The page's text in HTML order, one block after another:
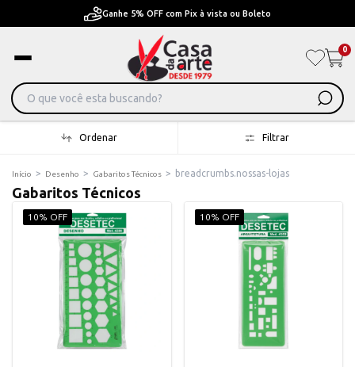
Pague em Até 6x sem juros ou ate 12x com juros
0
Ordenar Filtrar
Início > Desenho > Gabaritos Técnicos > breadcrumbs.nossas-lojas
Gabaritos Técnicos
10% OFF 10% OFF